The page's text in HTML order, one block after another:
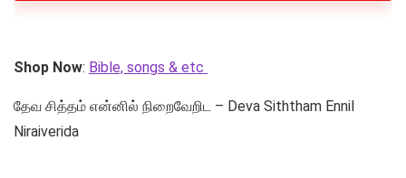
Shop Now: Bible, songs & etc
தேவ சித்தம் என்னில் நிறைவேறிட – Deva Siththam Ennil
Niraiverida